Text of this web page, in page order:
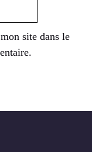
site dans le